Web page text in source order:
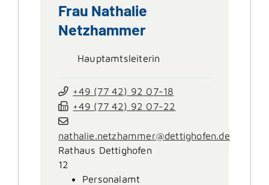
Frau Nathalie
Netzhammer
Hauptamtsleiterin
+49 (77 42) 92 07-18
+49 (77 42) 92 07-22
nathalie.netzhammer@dettighofen.de
Rathaus Dettighofen
12
Personalamt